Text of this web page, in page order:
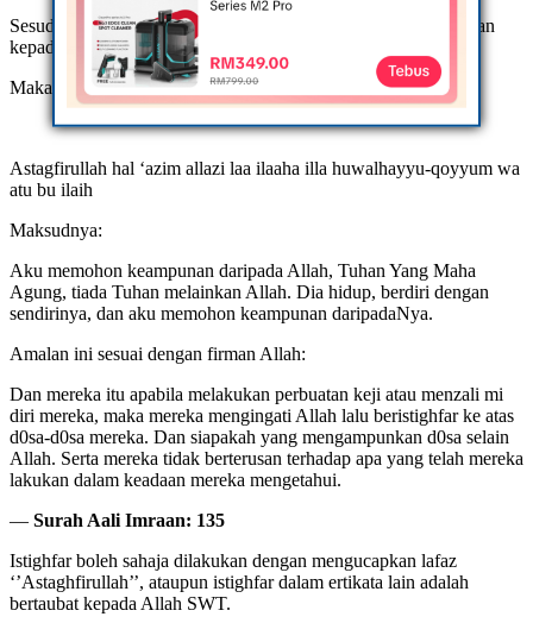
Sesudah salam, perbanyakkan istigfar dan memohon keampunan
kepada Allah (sambil menyesali d0sa-d0sa yang dilakukan)
Maka ucapkanlah istigfar berulang kali:
Astagfirullah hal ‘azim allazi laa ilaaha illa huwalhayyu-qoyyum wa
atu bu ilaih
Maksudnya:
Aku memohon keampunan daripada Allah, Tuhan Yang Maha
Agung, tiada Tuhan melainkan Allah. Dia hidup, berdiri dengan
sendirinya, dan aku memohon keampunan daripadaNya.
Amalan ini sesuai dengan firman Allah:
Dan mereka itu apabila melakukan perbuatan keji atau menzali mi
diri mereka, maka mereka mengingati Allah lalu beristighfar ke atas
d0sa-d0sa mereka. Dan siapakah yang mengampunkan d0sa selain
Allah. Serta mereka tidak berterusan terhadap apa yang telah mereka
lakukan dalam keadaan mereka mengetahui.
— Surah Aali Imraan: 135
Istighfar boleh sahaja dilakukan dengan mengucapkan lafaz
‘’Astaghfirullah’’, ataupun istighfar dalam ertikata lain adalah
bertaubat kepada Allah SWT.